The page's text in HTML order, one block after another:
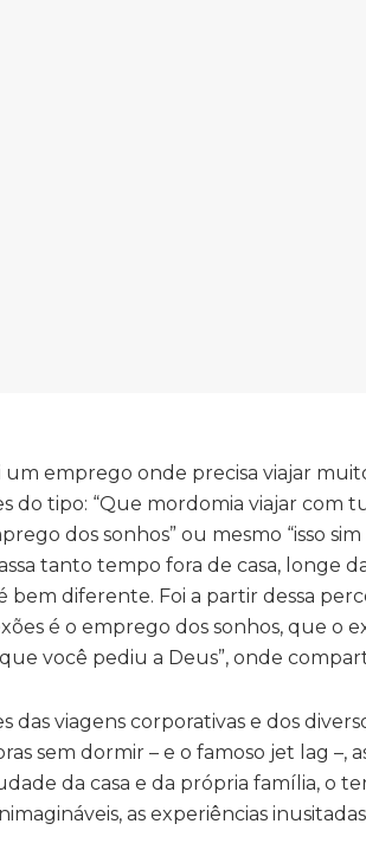
um emprego onde precisa viajar
do tipo: “Que mordomia viajar com
dos sonhos” ou mesmo “isso sim
tanto tempo fora de casa, longe
bem diferente. Foi a partir dessa
é o emprego dos sonhos, que o
você pediu a Deus”, onde
das viagens corporativas e dos
sem dormir – e o famoso jet lag
da casa e da própria família, o
as experiências